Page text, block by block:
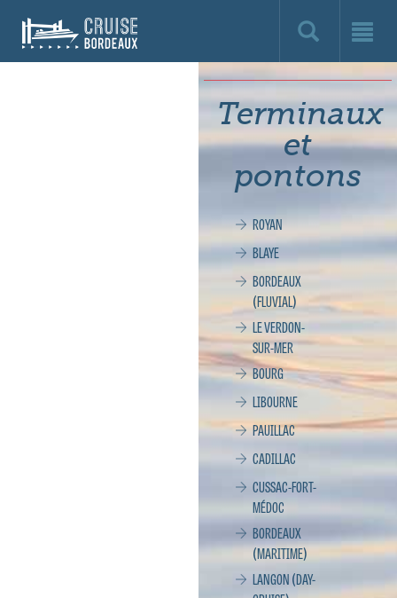
Cruise
Bordeaux,
Terminaux
et
pontons
ROYAN
BLAYE
BORDEAUX
(FLUVIAL)
LE VERDON-
SUR-MER
BOURG
LIBOURNE
PAUILLAC
CADILLAC
CUSSAC-FORT-
MÉDOC
BORDEAUX
(MARITIME)
LANGON (DAY-